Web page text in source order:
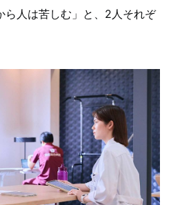
ら人は苦しむ」と、2人それぞ